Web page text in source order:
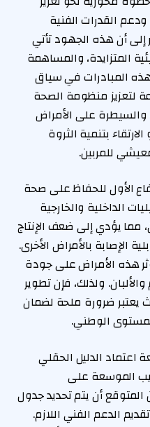
ودعم القدرات الفنية
إلى أن هذه الجهود تأتي
المتزايدة، والمساهمة
المبادرات في سياق
لتعزيز منظومة الصحة
والسيطرة على الأمراض
بتنمية الثروة
للمربين.
الأول للحفاظ على صحة
الداخلية والخارجية
يؤدي إلى ضعف الإنتاج
الإصابة بالأمراض الأخرى.
هذه الأمراض على جودة
ولذلك، فإن تطوير
ضرورة ملحة لضمان
الوطني.
اعتماد الدليل الحقلي
الموسعة على
أن يتم تحديد جدول
الدعم الفني اللازم.